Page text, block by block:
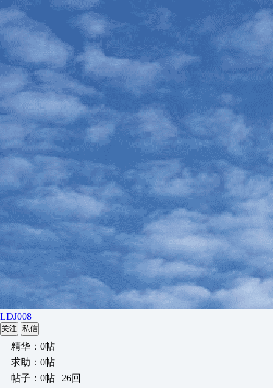
LDJ008
关注 私信
精华：0帖
求助：0帖
帖子：0帖 | 26回